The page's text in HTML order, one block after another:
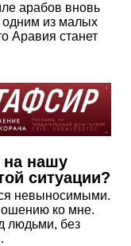
арабов вновь
одним из малых
Аравия станет
на нашу
ситуации?
невыносимыми.
ко мне.
людьми, без